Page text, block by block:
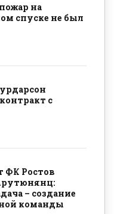
на
спуске не был
с
ФК Ростов
– создание
команды